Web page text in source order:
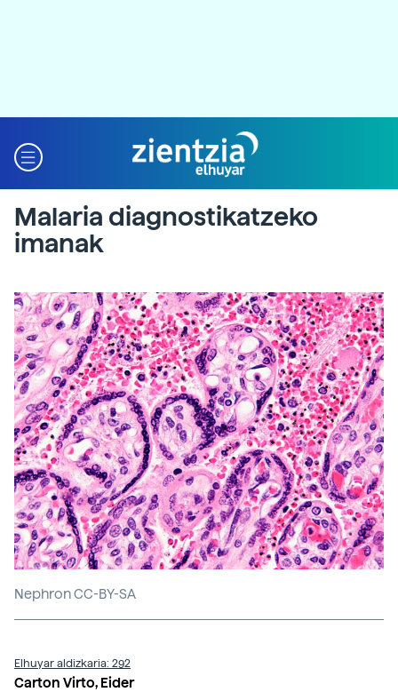
Malaria diagnostikatzeko
imanak
Nephron CC-BY-SA
Elhuyar aldizkaria: 292
Carton Virto, Eider